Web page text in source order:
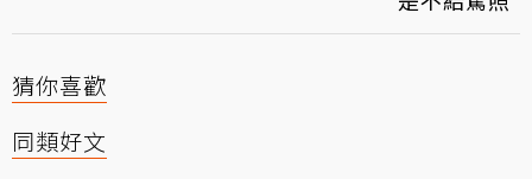
猜你喜歡
同類好文